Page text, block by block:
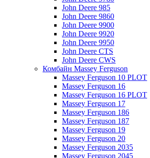
John Deere 985
John Deere 9860
John Deere 9900
John Deere 9920
John Deere 9950
John Deere CTS
John Deere CWS
Комбайн Massey Ferguson
Massey Ferguson 10 PLOT
Massey Ferguson 16
Massey Ferguson 16 PLOT
Massey Ferguson 17
Massey Ferguson 186
Massey Ferguson 187
Massey Ferguson 19
Massey Ferguson 20
Massey Ferguson 2035
Massey Ferguson 2045